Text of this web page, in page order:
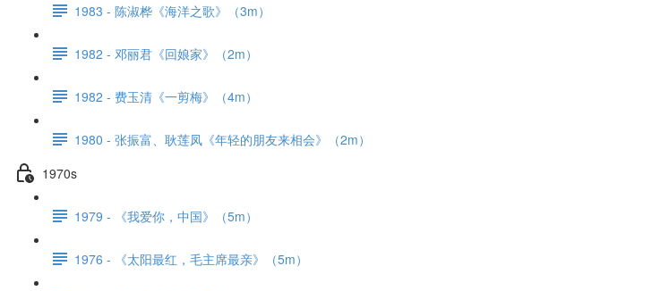
1983 - 陈淑桦《海洋之歌》（3m）
1982 - 邓丽君《回娘家》（2m）
1982 - 费玉清《一剪梅》（4m）
1980 - 张振富、耿莲凤《年轻的朋友来相会》（2m）
1970s
1979 - 《我爱你，中国》（5m）
1976 - 《太阳最红，毛主席最亲》（5m）